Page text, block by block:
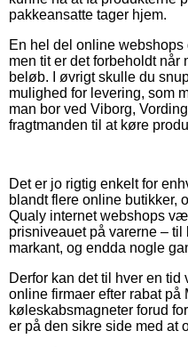
pakkeansatte tager hjem.
En hel del online
men tit er det forbeholdt når
beløb. I øvrigt skulle du
mulighed for levering, som
man bor ved Viborg,
fragtmanden til at køre
Det er jo rigtig enkelt for
blandt flere online butikker,
Qualy internet webshops
prisniveauet på varerne –
markant, og endda nogle
Derfor kan det til hver en
online firmaer efter rabat på
køleskabsmagneter forud
er på den sikre side med at